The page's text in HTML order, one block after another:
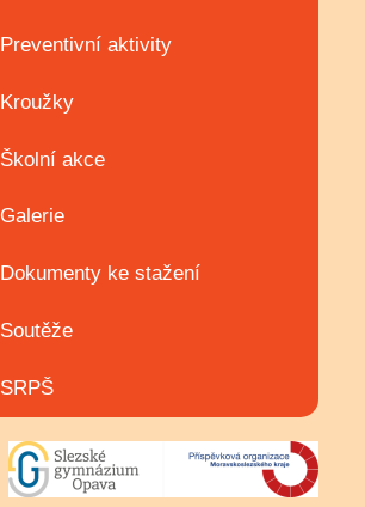
Preventivní aktivity
Kroužky
Školní akce
Galerie
Dokumenty ke stažení
Soutěže
SRPŠ